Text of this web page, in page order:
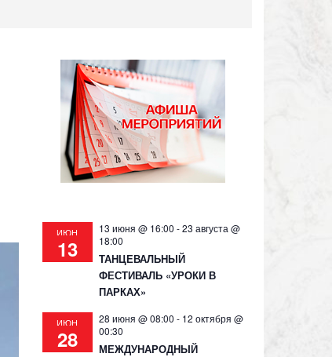
ИЮН
13
13 июня @ 16:00 -23 августа @
18:00
ТАНЦЕВАЛЬНЫЙ
ФЕСТИВАЛЬ «УРОКИ В
ПАРКАХ»
ИЮН
28
28 июня @ 08:00 - 12 октября @
00:30
МЕЖДУНАРОДНЫЙ